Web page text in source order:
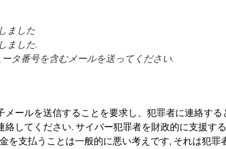
ました
ました.
タ番号を含むメールを送ってください.
メールを送信することを要求し、犯罪者に連絡す
絡してください. サイバー犯罪者を財政的に支援す
を支払うことは一般的に悪い考えです, それは犯